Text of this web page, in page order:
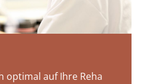
optimal auf Ihre Reha